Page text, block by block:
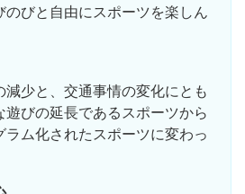
のびと自由にスポーツを楽しん
減少と、交通事情の変化にとも
遊びの延長であるスポーツから
ラム化されたスポーツに変わっ